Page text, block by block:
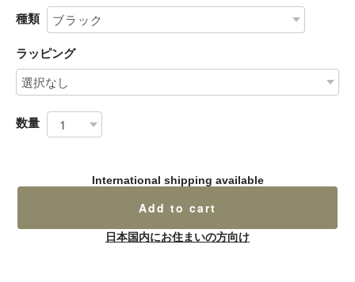
種類
ラッピング
数量
International shipping available
Add to cart
日本国内にお住まいの方向け